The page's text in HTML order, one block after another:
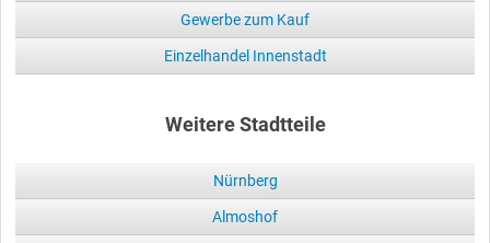
Gewerbe zum Kauf
Einzelhandel Innenstadt
Weitere Stadtteile
Nürnberg
Almoshof